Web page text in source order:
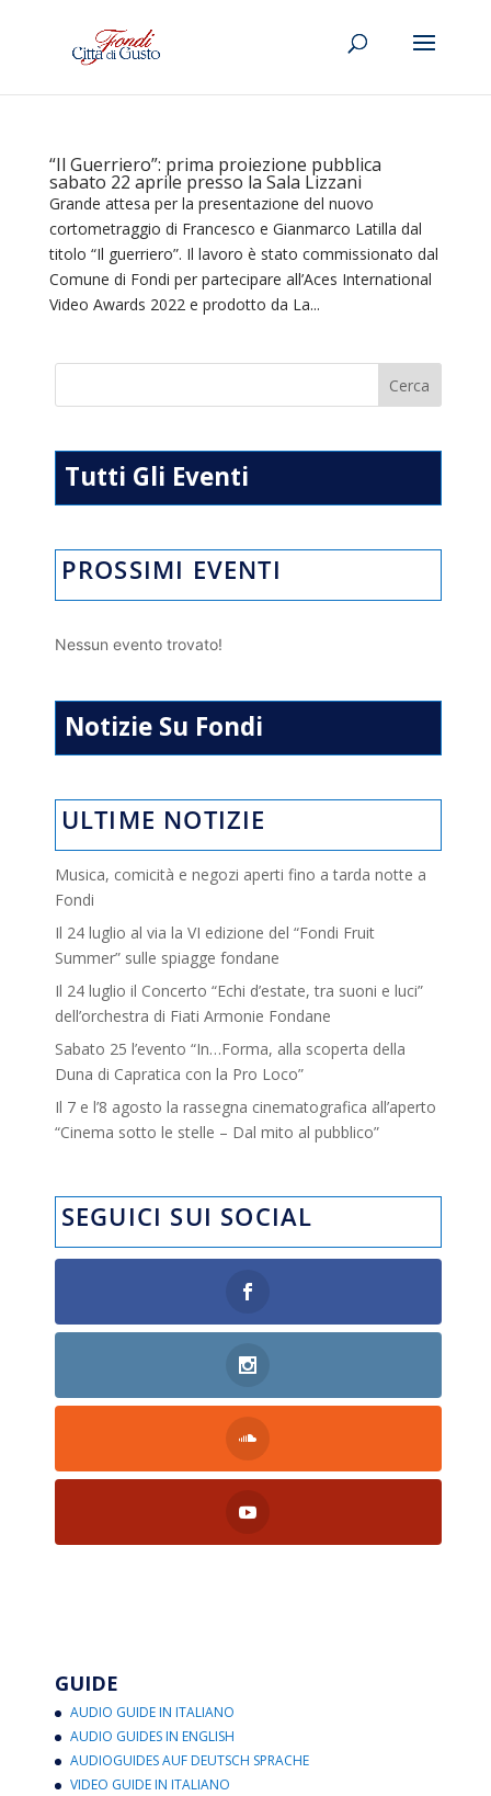
“Il Guerriero”: prima proiezione pubblica
sabato 22 aprile presso la Sala Lizzani
Grande attesa per la presentazione del nuovo
cortometraggio di Francesco e Gianmarco Latilla dal
titolo “Il guerriero”. Il lavoro è stato commissionato dal
Comune di Fondi per partecipare all’Aces International
Video Awards 2022 e prodotto da La...
Tutti Gli Eventi
PROSSIMI EVENTI
Nessun evento trovato!
Notizie Su Fondi
ULTIME NOTIZIE
Musica, comicità e negozi aperti fino a tarda notte a
Fondi
Il 24 luglio al via la VI edizione del “Fondi Fruit
Summer” sulle spiagge fondane
Il 24 luglio il Concerto “Echi d’estate, tra suoni e luci”
dell’orchestra di Fiati Armonie Fondane
Sabato 25 l’evento “In…Forma, alla scoperta della
Duna di Capratica con la Pro Loco”
Il 7 e l’8 agosto la rassegna cinematografica all’aperto
“Cinema sotto le stelle – Dal mito al pubblico”
SEGUICI SUI SOCIAL
GUIDE
AUDIO GUIDE IN ITALIANO
AUDIO GUIDES IN ENGLISH
AUDIOGUIDES AUF DEUTSCH SPRACHE
VIDEO GUIDE IN ITALIANO